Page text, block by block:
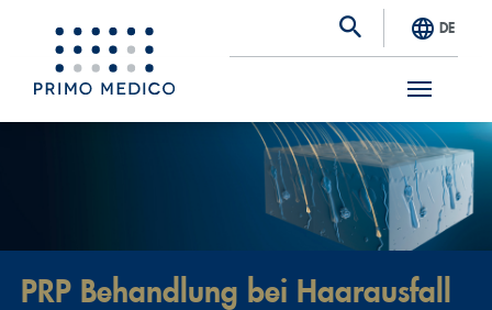
S
DE
PRP Behandlung bei Haarausfall